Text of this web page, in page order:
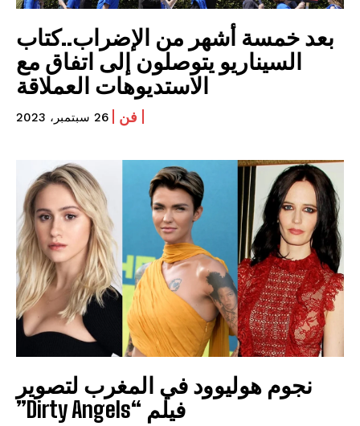
بعد خمسة أشهر من الإضراب..كتاب
السيناريو يتوصلون إلى اتفاق مع
الاستديوهات العملاقة
فن 26 سبتمبر، 2023
نجوم هوليوود في المغرب لتصوير
فيلم “Dirty Angels”